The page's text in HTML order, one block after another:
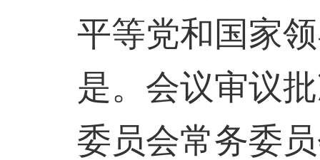
平等党和国家
是。会议审议
委员会常务委